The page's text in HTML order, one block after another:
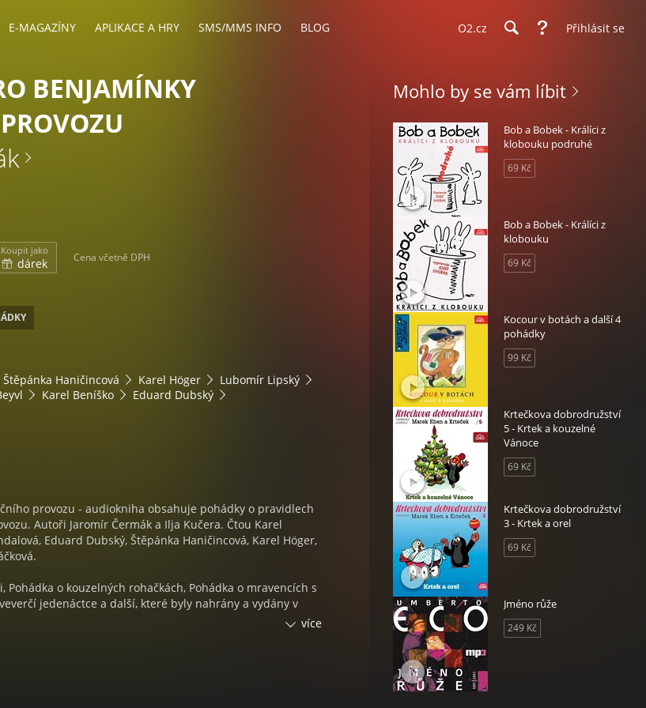
E-MAGAZÍNY APLIKACE A HRY SMS/MMS INFO BLOG O2.cz Přihlásit se
BENJAMÍNKY
Koupit jako
dárek Cena včetně DPH
Štěpánka Haničincová Karel Höger
Lubomír Lipský
Karel Beníško
Eduard Dubský
provozu - audiokniha obsahuje pohádky o pravidlech
Autoři Jaromír Čermák a Ilja Kučera. Čtou Karel
Eduard Dubský, Štěpánka Haničincová, Karel Höger,
Pohádka o kouzelných rohačkách, Pohádka o mravencích s
jedenáctce a další, které byly nahrány a vydány v
později v roce 1984 dokonce v animované podobě uváděny
více
Mohlo by se vám líbit
Bob a Bobek - Králíci z
klobouku podruhé
69 Kč
Bob a Bobek - Králíci z
klobouku
69 Kč
Kocour v botách a další 4
pohádky
99 Kč
Krtečkova dobrodružství
5 - Krtek a kouzelné
Vánoce
69 Kč
Krtečkova dobrodružství
3 - Krtek a orel
69 Kč
Jméno růže
249 Kč